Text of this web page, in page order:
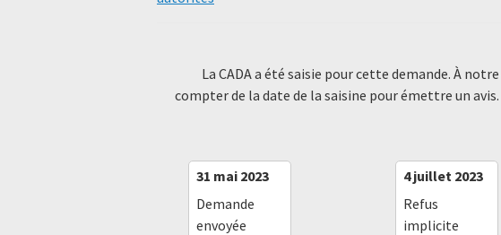
La CADA a été saisie pour cette demande. À
compter de la date de la saisine pour émettre un avis.
31 mai 2023
Demande
envoyée
4 juillet 2023
Refus
implicite